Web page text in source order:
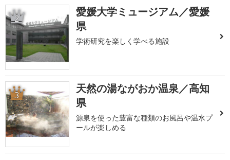
2
愛媛大学ミュージアム／愛媛
県
学術研究を楽しく学べる施設
3
天然の湯ながおか温泉／高知
県
源泉を使った豊富な種類のお風呂や温水プ
ールが楽しめる